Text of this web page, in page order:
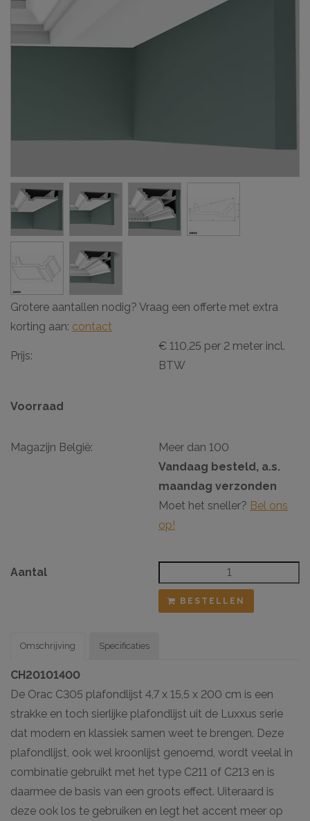
Grotere aantallen nodig? Vraag een offerte met extra
korting aan: contact
Prijs:
€ 110,25 per 2 meter incl.
BTW
Voorraad
Magazijn België:
Meer dan 100
Vandaag besteld, a.s.
maandag verzonden
Moet het sneller? Bel ons
op!
Aantal
BESTELLEN
Omschrijving
CH20101400
De Orac C305 plafondlijst 4,7 x 15,5 x 200 cm is een
strakke en toch sierlijke plafondlijst uit de Luxxus serie
dat modern en klassiek samen weet te brengen. Deze
plafondlijst, ook wel kroonlijst genoemd, wordt veelal in
combinatie gebruikt met het type C211 of C213 en is
daarmee de basis van een groots effect. Uiteraard is
deze ook los te gebruiken en legt het accent meer op
Specificaties